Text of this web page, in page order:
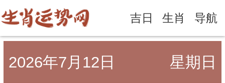
吉日 生肖 导航
2026年7月12日 星期日